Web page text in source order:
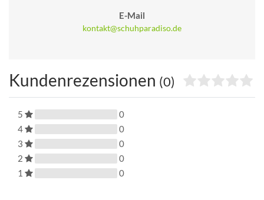
E-Mail
kontakt@schuhparadiso.de
Kundenrezensionen (0)
5
0
4
0
3
0
2
0
1
0